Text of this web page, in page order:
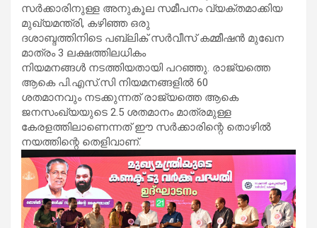
സർക്കാരിനുള്ള അനുകൂല സമീപനം വ്യക്തമാക്കിയ
മുഖ്യമന്ത്രി, കഴിഞ്ഞ ഒരു
ദശാബ്ദത്തിനിടെ പബ്ലിക് സർവീസ് കമ്മീഷൻ മുഖേന
മാത്രം 3 ലക്ഷത്തിലധികം
നിയമനങ്ങൾ നടത്തിയതായി പറഞ്ഞു. രാജ്യത്തെ
ആകെ പി.എസ്.സി നിയമനങ്ങളിൽ 60
ശതമാനവും നടക്കുന്നത് രാജ്യത്തെ ആകെ
ജനസംഖ്യയുടെ 2.5 ശതമാനം മാത്രമുള്ള
കേരളത്തിലാണെന്നത് ഈ സർക്കാരിന്റെ തൊഴിൽ
നയത്തിന്റെ തെളിവാണ്.